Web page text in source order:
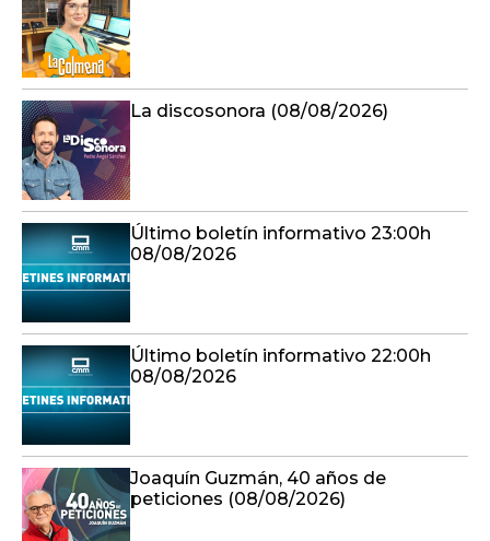
La discosonora (08/08/2026)
Último boletín informativo 23:00h
08/08/2026
Último boletín informativo 22:00h
08/08/2026
Joaquín Guzmán, 40 años de
peticiones (08/08/2026)